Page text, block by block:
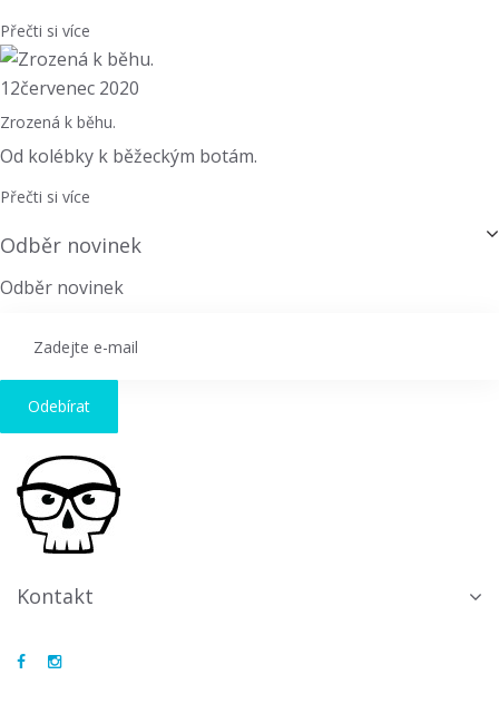
Přečti si více
12červenec 2020
Zrozená k běhu.
Od kolébky k běžeckým botám.
Přečti si více
Odběr novinek
Odběr novinek
Odebírat
Kontakt